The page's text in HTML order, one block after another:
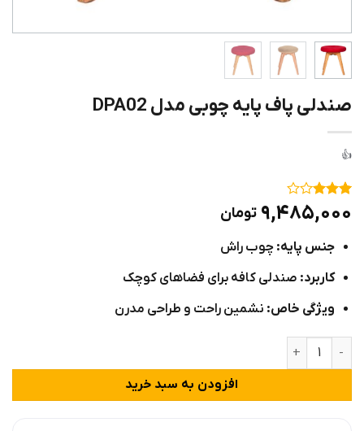
صندلی پاف پایه چوبی مدل DPA02
امتیاز
۳
از ۵
۱
مشتری
۹,۴۸۵,۰۰۰ تومان
جنس پایه: چوب راش
کاربرد: صندلی کافه برای فضاهای کوچک
ویژگی خاص: نشمین راحت و طراحی مدرن
صندلی پاف پایه چوبی مدل DPA02 عدد
افزودن به سبد خرید